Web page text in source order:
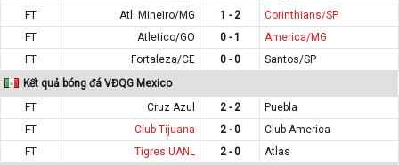
FT
Atl. Mineiro/MG 1 - 2
Corinthians/SP
FT
Atletico/GO 0 - 1
America/MG
FT
Fortaleza/CE 0 - 0
Santos/SP
Kết quả bóng đá VĐQG Mexico
FT
Cruz Azul 2 - 2
Puebla
FT
Club Tijuana 2 - 0
Club America
FT
Tigres UANL 2 - 0
Atlas